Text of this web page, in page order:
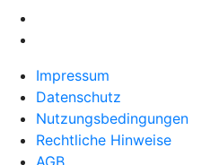
Impressum
Datenschutz
Nutzungsbedingungen
Rechtliche Hinweise
AGB